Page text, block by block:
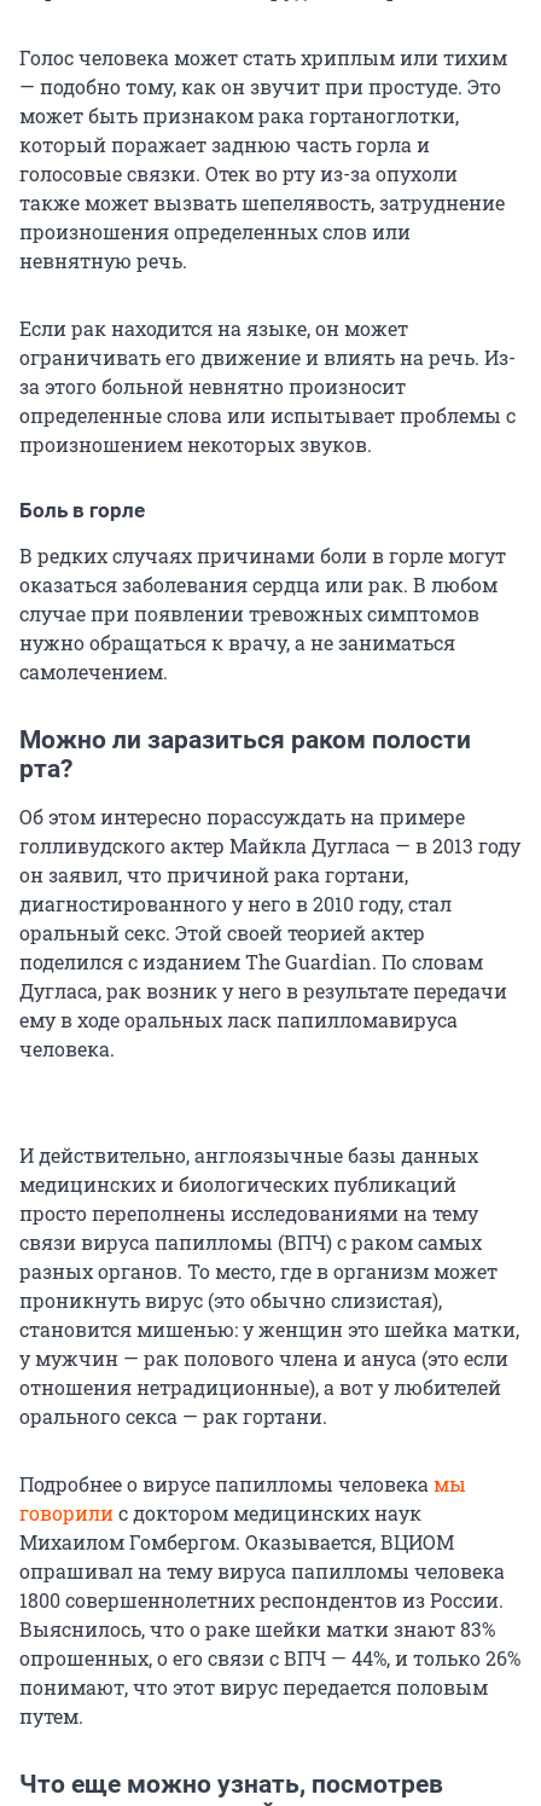
Голос человека может стать хриплым или тихим
— подобно тому, как он звучит при простуде. Это
может быть признаком рака гортаноглотки,
который поражает заднюю часть горла и
голосовые связки. Отек во рту из-за опухоли
также может вызвать шепелявость, затруднение
произношения определенных слов или
невнятную речь.
Если рак находится на языке, он может
ограничивать его движение и влиять на речь. Из-
за этого больной невнятно произносит
определенные слова или испытывает проблемы с
произношением некоторых звуков.
Боль в горле
В редких случаях причинами боли в горле могут
оказаться заболевания сердца или рак. В любом
случае при появлении тревожных симптомов
нужно обращаться к врачу, а не заниматься
самолечением.
Можно ли заразиться раком полости
рта?
Об этом интересно порассуждать на примере
голливудского актер Майкла Дугласа — в 2013 году
он заявил, что причиной рака гортани,
диагностированного у него в 2010 году, стал
оральный секс. Этой своей теорией актер
поделился с изданием The Guardian. По словам
Дугласа, рак возник у него в результате передачи
ему в ходе оральных ласк папилломавируса
человека.
И действительно, англоязычные базы данных
медицинских и биологических публикаций
просто переполнены исследованиями на тему
связи вируса папилломы (ВПЧ) с раком самых
разных органов. То место, где в организм может
проникнуть вирус (это обычно слизистая),
становится мишенью: у женщин это шейка матки,
у мужчин — рак полового члена и ануса (это если
отношения нетрадиционные), а вот у любителей
орального секса — рак гортани.
Подробнее о вирусе папилломы человека мы
говорилис доктором медицинских наук
Михаилом Гомбергом. Оказывается, ВЦИОМ
опрашивал на тему вируса папилломы человека
1800 совершеннолетних респондентов из России.
Выяснилось, что о раке шейки матки знают 83%
опрошенных, о его связи с ВПЧ — 44%, и только 26%
понимают, что этот вирус передается половым
путем.
Что еще можно узнать, посмотрев